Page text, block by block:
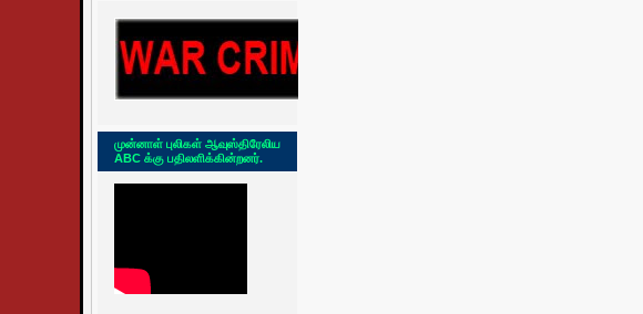
முன்னாள் புலிகள் ஆவுஸ்திரேலிய
ABC க்கு பதிலளிக்கின்றனர்.